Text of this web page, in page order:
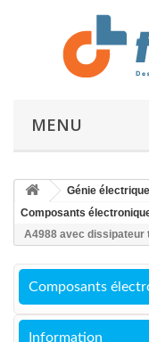
MENU
Génie électrique
Composants
A4988 avec dissipateur
Composants
Information